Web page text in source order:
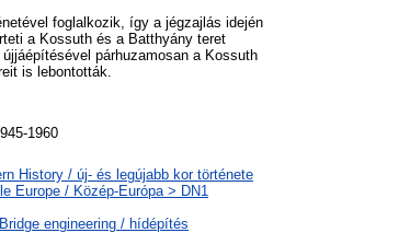
foglalkozik, így a jégzajlás idején
a Kossuth és a Batthyány teret
párhuzamosan a Kossuth
is lebontották.
1960
History / új- és legújabb kor története
Europe / Közép-Európa > DN1
engineering / hídépítés